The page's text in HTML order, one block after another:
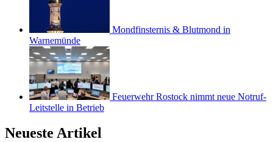
Mondfinsternis & Blutmond in
Warnemünde
Feuerwehr Rostock nimmt neue Notruf-
Leitstelle in Betrieb
Neueste Artikel